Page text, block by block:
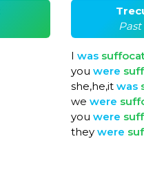
I was
you were
she,he,it was
we were
you were
they were